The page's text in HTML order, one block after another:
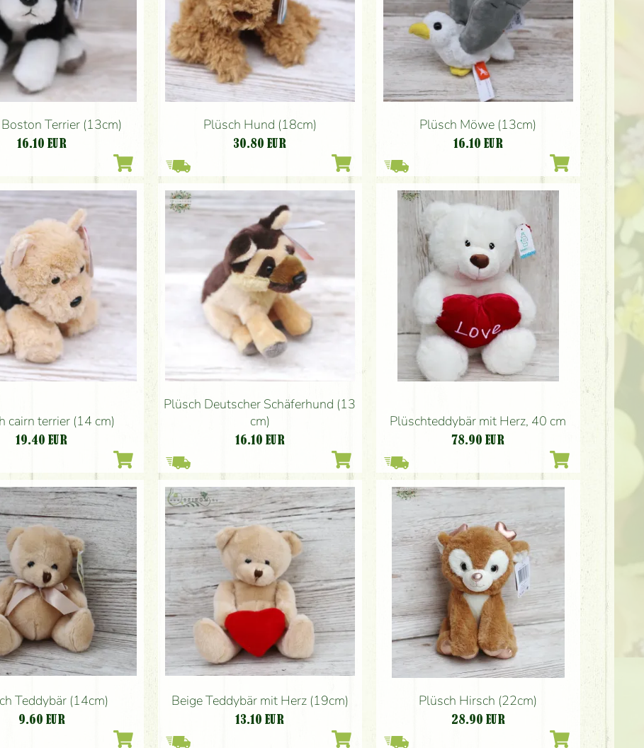
Terrier (13cm)
16.10 EUR
Plüsch Hund (18cm)
30.80 EUR
Plüsch Möwe (13cm)
16.10 EUR
cairn terrier (14 cm)
19.40 EUR
Plüsch Deutscher Schäferhund (13
cm)
16.10 EUR
Plüschteddybär mit Herz, 40 cm
78.90 EUR
Teddybär (14cm)
9.60 EUR
Beige Teddybär mit Herz (19cm)
13.10 EUR
Plüsch Hirsch (22cm)
28.90 EUR